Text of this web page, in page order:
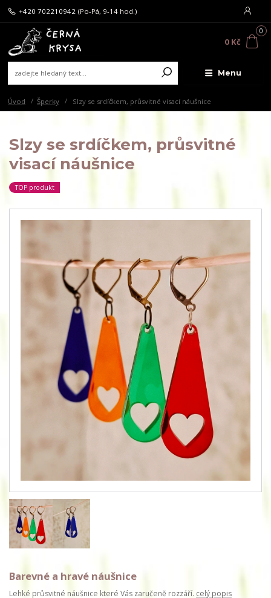
Menu
+420 702210942 (Po-Pá, 9-14 hod.)
0
0 Kč
Úvod Šperky Slzy se srdíčkem, průsvitné visací náušnice
Slzy se srdíčkem, průsvitné
visací náušnice
TOP produkt
Barevné a hravé náušnice
Lehké průsvitné náušnice které Vás zaručeně rozzáří. celý popis